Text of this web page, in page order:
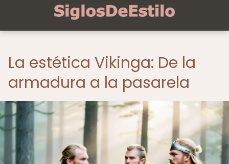
La estética Vikinga: De la
armadura a la pasarela